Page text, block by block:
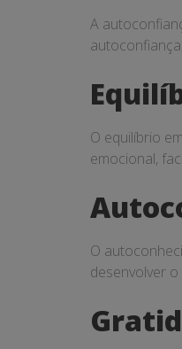
A
O equilíbrio
emocional,
O
desenvolver